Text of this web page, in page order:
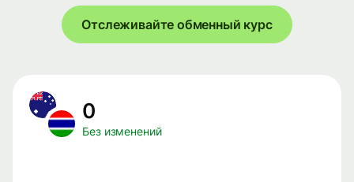
Отслеживайте обменный курс
0
Без изменений